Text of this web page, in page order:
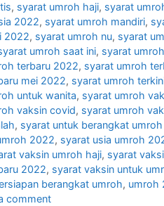
, syarat umroh haji, syarat
2022, syarat umroh mandiri,
2022, syarat umroh nu, syarat
umroh saat ini, syarat
terbaru 2022, syarat umroh
mei 2022, syarat umroh
untuk wanita, syarat umroh
vaksin covid, syarat umroh
, syarat untuk berangkat
2022, syarat usia umroh
vaksin umroh haji, syarat
2022, syarat vaksin untuk
berangkat umroh, umroh
comment